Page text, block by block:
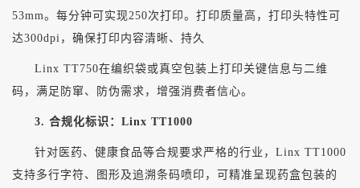
53mm。每分钟可实现250次打印。打印质量高，打印头特性可
达300dpi，确保打印内容清晰、持久
Linx TT750在编织袋或真空包装上打印关键信息与二维
码，满足防窜、防伪需求，增强消费者信心。
3. 合规化标识：Linx TT1000
针对医药、健康食品等合规要求严格的行业， Linx TT1000
支持多行字符、图形及追溯条码喷印，可精准呈现药盒包装的